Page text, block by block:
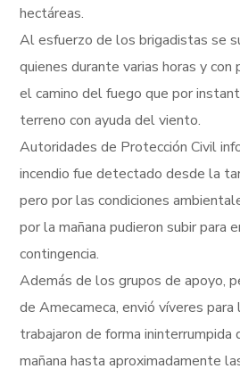
hectáreas.
Al esfuerzo de los brigadistas se
quienes durante varias horas y con
el camino del fuego que por
terreno con ayuda del viento.
Autoridades de Protección Civil
incendio fue detectado desde la
pero por las condiciones
por la mañana pudieron subir para
contingencia.
Además de los grupos de apoyo,
de Amecameca, envió víveres para
trabajaron de forma
mañana hasta aproximadamente